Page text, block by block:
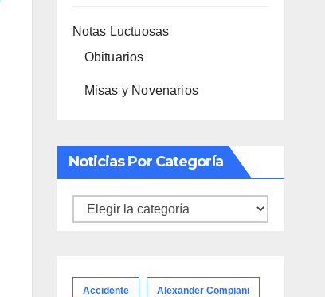
Notas Luctuosas
Obituarios
Misas y Novenarios
Noticias Por Categoría
Noticias
Accidente Alexander Compiani